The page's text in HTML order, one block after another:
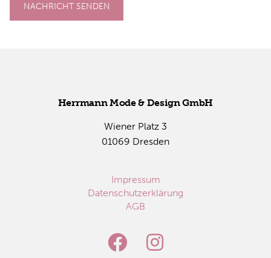
NACHRICHT SENDEN
Herr­mann Mode & De­sign GmbH
Wie­ner Platz 3
01069 Dres­den
Impressum
Datenschutzerklärung
AGB